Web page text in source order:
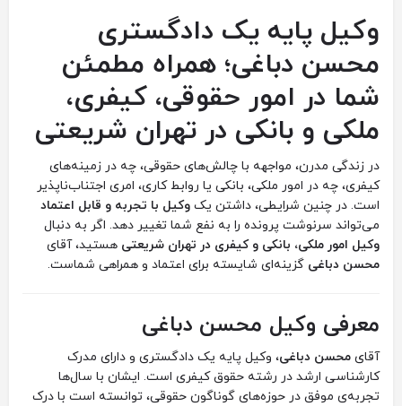
وکیل پایه یک دادگستری
محسن دباغی؛ همراه مطمئن
شما در امور حقوقی، کیفری،
ملکی و بانکی در تهران شریعتی
در زندگی مدرن، مواجهه با چالش‌های حقوقی، چه در زمینه‌های
کیفری، چه در امور ملکی، بانکی یا روابط کاری، امری اجتناب‌ناپذیر
است. در چنین شرایطی، داشتن یک وکیل با تجربه و قابل اعتماد
می‌تواند سرنوشت پرونده را به نفع شما تغییر دهد. اگر به دنبال
وکیل امور ملکی، بانکی و کیفری در تهران شریعتی هستید، آقای
محسن دباغی گزینه‌ای شایسته برای اعتماد و همراهی شماست.
معرفی وکیل محسن دباغی
آقای محسن دباغی، وکیل پایه‌ یک دادگستری و دارای مدرک
کارشناسی ارشد در رشته حقوق کیفری است. ایشان با سال‌ها
تجربه‌ی موفق در حوزه‌های گوناگون حقوقی، توانسته است با درک